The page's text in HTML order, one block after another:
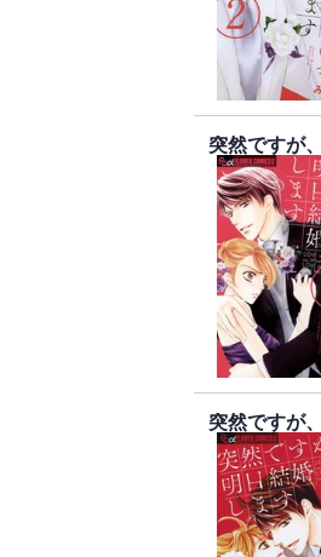
突然ですが
突然ですが